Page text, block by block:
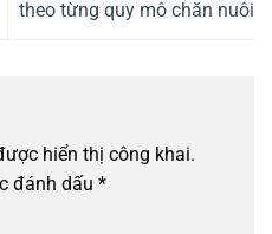
theo từng quy mô chăn nuôi
hiển thị công khai.
đánh dấu *